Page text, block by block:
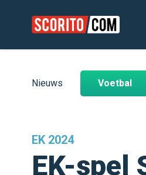
Nieuws Voetbal
EK 2024
EK-spel